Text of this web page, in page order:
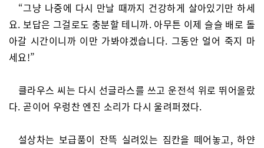
“그냥 나중에 다시 만날 때까지 건강하게 살아있기만 하세
요. 보답은 그걸로도 충분할 테니까. 아무튼 이제 슬슬 배로 돌
아갈 시간이니까 이만 가봐야겠습니다. 그동안 얼어 죽지 마
세요!”
클라우스 씨는 다시 선글라스를 쓰고 운전석 위로 뛰어올랐
다. 곧이어 우렁찬 엔진 소리가 다시 울려퍼졌다.
설상차는 보급품이 잔뜩 실려있는 짐칸을 떼어놓고, 하얀